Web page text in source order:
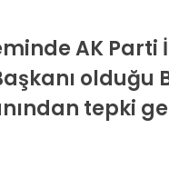
AK Parti
tepki